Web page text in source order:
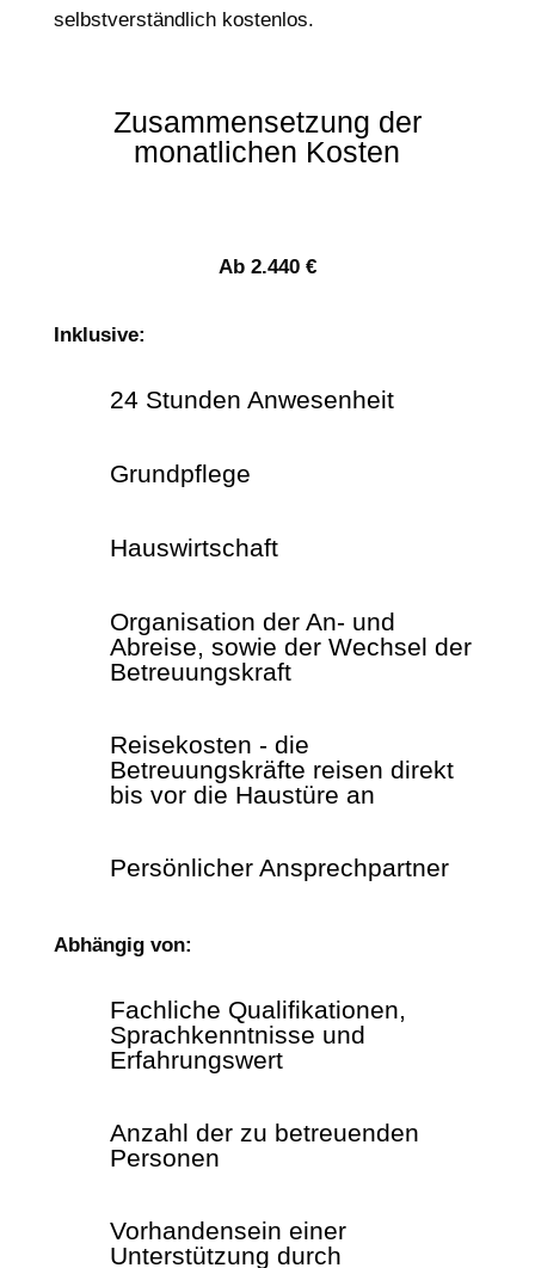
selbstverständlich kostenlos.
Zusammensetzung der
monatlichen Kosten
Ab 2.440 €
Inklusive:
24 Stunden Anwesenheit
Grundpflege
Hauswirtschaft
Organisation der An- und
Abreise, sowie der Wechsel der
Betreuungskraft
Reisekosten - die
Betreuungskräfte reisen direkt
bis vor die Haustüre an
Persönlicher Ansprechpartner
Abhängig von:
Fachliche Qualifikationen,
Sprachkenntnisse und
Erfahrungswert
Anzahl der zu betreuenden
Personen
Vorhandensein einer
Unterstützung durch